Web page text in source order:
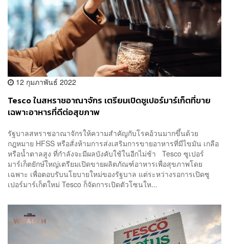
12 กุมภาพันธ์ 2022
Tesco ในสหราชอาณาจักร เตรียมเปิดซูเปอร์มาร์เก็ตที่ขาย
เฉพาะอาหารที่ดีต่อสุขภาพ
รัฐบาลสหราชอาณาจักรให้ความสำคัญกับโรคอ้วนมากขึ้นด้วย
กฎหมาย HFSS หรือสั่งห้ามการส่งเสริมการขายอาหารที่มีไขมัน เกลือ
หรือน้ำตาลสูง ที่กำลังจะมีผลบังคับใช้ในอีกไม่ช้า Tesco ซูเปอร์
มาร์เก็ตยักษ์ใหญ่เตรียมเปิดขายผลิตภัณฑ์อาหารเพื่อสุขภาพโดย
เฉพาะ เพื่อตอบรับนโยบายใหม่ของรัฐบาล แต่ระหว่างรอการเปิดซู
เปอร์มาร์เก็ตใหม่ Tesco ก็จัดการเปิดตัวโซนให...